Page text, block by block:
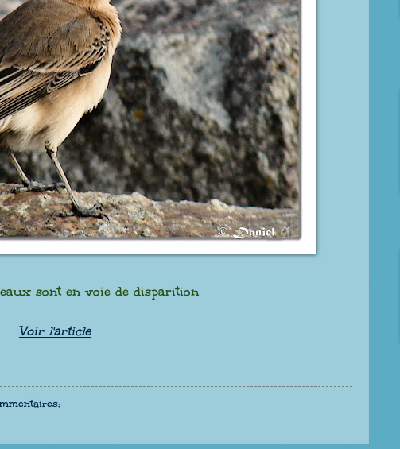
sont en voie de disparition
Voir l'article